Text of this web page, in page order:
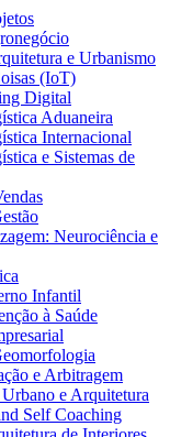
e Urbanismo
(IoT)
Digital
Aduaneira
Internacional
e Sistemas de
Neurociência e
Infantil
à Saúde
e Arbitragem
e Arquitetura
Self Coaching